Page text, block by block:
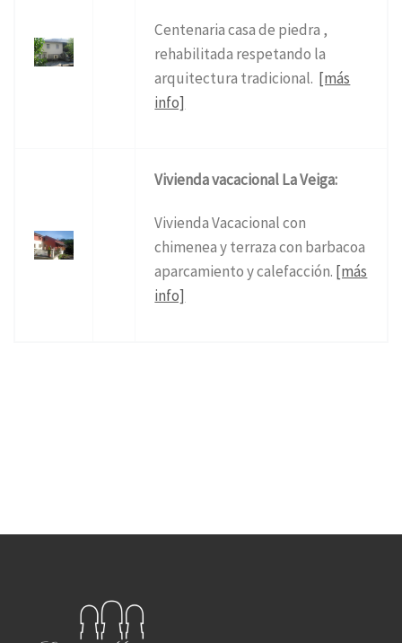
Centenaria casa de piedra ,
rehabilitada respetando la
arquitectura tradicional. [más
info]
Vivienda vacacional La Veiga:
Vivienda Vacacional con
chimenea y terraza con barbacoa
aparcamiento y calefacción. [más
info]